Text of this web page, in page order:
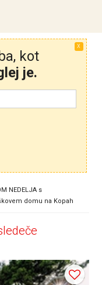
X
kot
je.
NEDELJA s
domu na Kopah